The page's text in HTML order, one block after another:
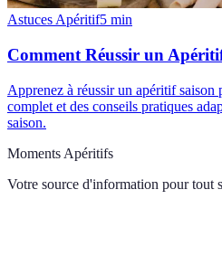
Astuces Apéritif5 min
Comment Réussir un
Apprenez à réussir un apéritif saison
complet et des conseils pratiques
saison.
Moments Apéritifs
Votre source d'information pour tout